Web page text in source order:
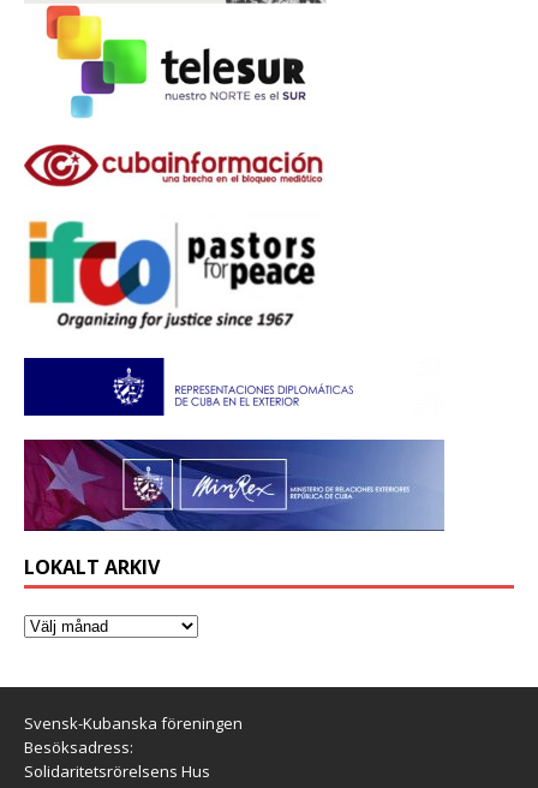
LOKALT ARKIV
Svensk-Kubanska föreningen
Besöksadress:
Solidaritetsrörelsens Hus